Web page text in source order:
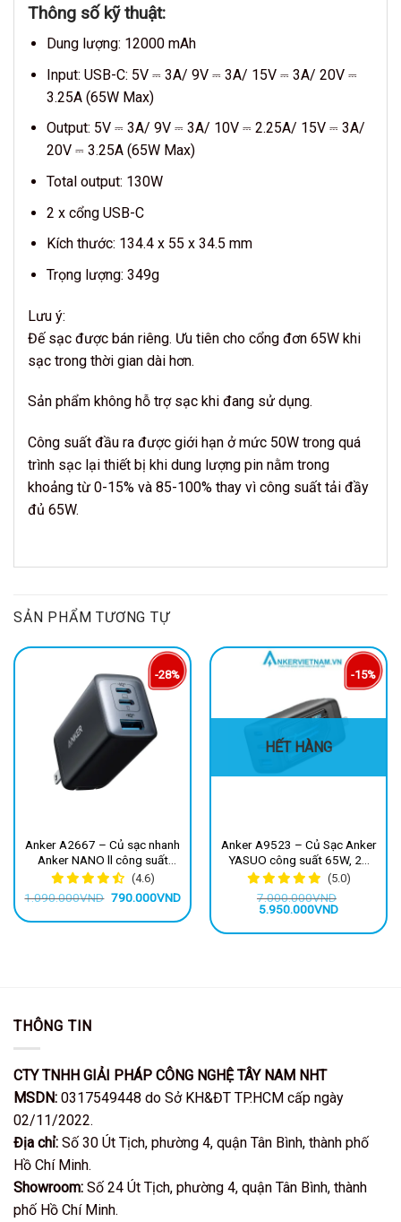
Thông số kỹ thuật:
Dung lượng: 12000 mAh
Input: USB-C: 5V ⎓ 3A/ 9V ⎓ 3A/ 15V ⎓ 3A/ 20V ⎓
3.25A (65W Max)
Output: 5V ⎓ 3A/ 9V ⎓ 3A/ 10V ⎓ 2.25A/ 15V ⎓ 3A/
20V ⎓ 3.25A (65W Max)
Total output: 130W
2 x cổng USB-C
Kích thước: 134.4 x 55 x 34.5 mm
Trọng lượng: 349g
Lưu ý:
Đế sạc được bán riêng. Ưu tiên cho cổng đơn 65W khi
sạc trong thời gian dài hơn.
Sản phẩm không hỗ trợ sạc khi đang sử dụng.
Công suất đầu ra được giới hạn ở mức 50W trong quá
trình sạc lại thiết bị khi dung lượng pin nằm trong
khoảng từ 0-15% và 85-100% thay vì công suất tải đầy
đủ 65W.
SẢN PHẨM TƯƠNG TỰ
-28%
Anker A2667 – Củ sạc nhanh
Anker NANO ll công suất
65w, chuẩn sạc PD/IQ 3.0
(4.6)
1.090.000VND Giá
là:
790.000VNDGiá
hiện
tại
-15%
HẾT HÀNG
Anker A9523 – Củ Sạc Anker
YASUO công suất 65W, 2C
1A PD3.0/PPS/QC (Bản Đặc
(5.0)
7.000.000VND
Giá
là:
5.950.000VNDGiá
tại
THÔNG TIN
CTY TNHH GIẢI PHÁP CÔNG NGHỆ TÂY NAM NHT
MSDN: 0317549448 do Sở KH&ĐT TP.HCM cấp ngày
02/11/2022.
Địa chỉ: Số 30 Út Tịch, phường 4, quận Tân Bình, thành phố
Hồ Chí Minh.
Showroom: Số 24 Út Tịch, phường 4, quận Tân Bình, thành
phố Hồ Chí Minh.